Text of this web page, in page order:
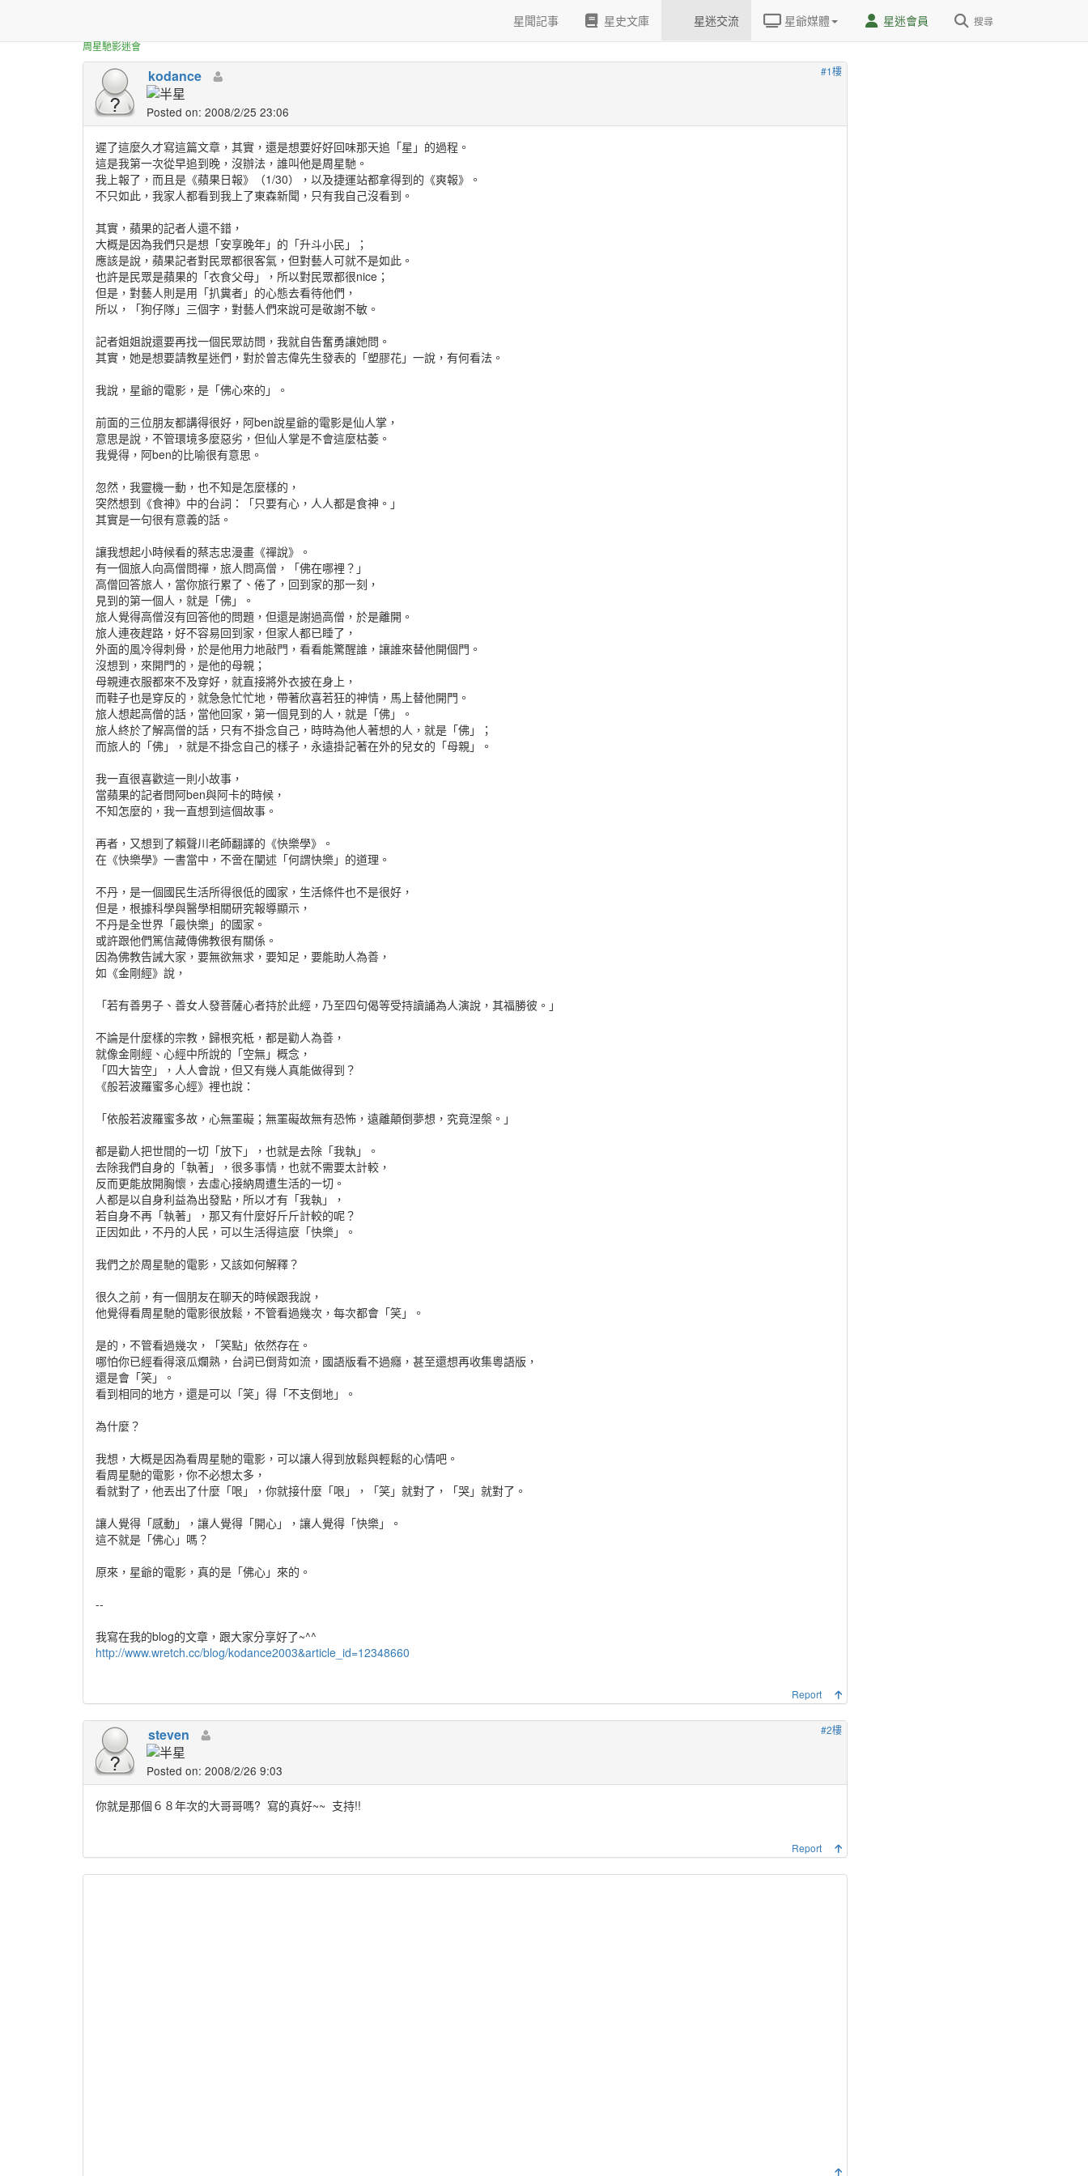
周星馳影迷會
星聞記事 星史文庫 星迷交流 星爺媒體 星迷會員 搜尋
#1樓
kodance
Posted on: 2008/2/25 23:06
遲了這麼久才寫這篇文章，其實，還是想要好好回味那天追「星」的過程。
這是我第一次從早追到晚，沒辦法，誰叫他是周星馳。
我上報了，而且是《蘋果日報》（1/30），以及捷運站都拿得到的《爽報》。
不只如此，我家人都看到我上了東森新聞，只有我自己沒看到。
其實，蘋果的記者人還不錯，
大概是因為我們只是想「安享晚年」的「升斗小民」；
應該是說，蘋果記者對民眾都很客氣，但對藝人可就不是如此。
也許是民眾是蘋果的「衣食父母」，所以對民眾都很nice；
但是，對藝人則是用「扒糞者」的心態去看待他們，
所以，「狗仔隊」三個字，對藝人們來說可是敬謝不敏。
記者姐姐說還要再找一個民眾訪問，我就自告奮勇讓她問。
其實，她是想要請教星迷們，對於曾志偉先生發表的「塑膠花」一說，有何看法。
我說，星爺的電影，是「佛心來的」。
前面的三位朋友都講得很好，阿ben說星爺的電影是仙人掌，
意思是說，不管環境多麼惡劣，但仙人掌是不會這麼枯萎。
我覺得，阿ben的比喻很有意思。
忽然，我靈機一動，也不知是怎麼樣的，
突然想到《食神》中的台詞：「只要有心，人人都是食神。」
其實是一句很有意義的話。
讓我想起小時候看的蔡志忠漫畫《禪說》。
有一個旅人向高僧問禪，旅人問高僧，「佛在哪裡？」
高僧回答旅人，當你旅行累了、倦了，回到家的那一刻，
見到的第一個人，就是「佛」。
旅人覺得高僧沒有回答他的問題，但還是謝過高僧，於是離開。
旅人連夜趕路，好不容易回到家，但家人都已睡了，
外面的風冷得刺骨，於是他用力地敲門，看看能驚醒誰，讓誰來替他開個門。
沒想到，來開門的，是他的母親；
母親連衣服都來不及穿好，就直接將外衣披在身上，
而鞋子也是穿反的，就急急忙忙地，帶著欣喜若狂的神情，馬上替他開門。
旅人想起高僧的話，當他回家，第一個見到的人，就是「佛」。
旅人終於了解高僧的話，只有不掛念自己，時時為他人著想的人，就是「佛」；
而旅人的「佛」，就是不掛念自己的樣子，永遠掛記著在外的兒女的「母親」。
我一直很喜歡這一則小故事，
當蘋果的記者問阿ben與阿卡的時候，
不知怎麼的，我一直想到這個故事。
再者，又想到了賴聲川老師翻譯的《快樂學》。
在《快樂學》一書當中，不啻在闡述「何謂快樂」的道理。
不丹，是一個國民生活所得很低的國家，生活條件也不是很好，
但是，根據科學與醫學相關研究報導顯示，
不丹是全世界「最快樂」的國家。
或許跟他們篤信藏傳佛教很有關係。
因為佛教告誡大家，要無欲無求，要知足，要能助人為善，
如《金剛經》說，
「若有善男子、善女人發菩薩心者持於此經，乃至四句偈等受持讀誦為人演說，其福勝彼。」
不論是什麼樣的宗教，歸根究柢，都是勸人為善，
就像金剛經、心經中所說的「空無」概念，
「四大皆空」，人人會說，但又有幾人真能做得到？
《般若波羅蜜多心經》裡也說：
「依般若波羅蜜多故，心無罣礙；無罣礙故無有恐怖，遠離顛倒夢想，究竟涅槃。」
都是勸人把世間的一切「放下」，也就是去除「我執」。
去除我們自身的「執著」，很多事情，也就不需要太計較，
反而更能放開胸懷，去虛心接納周遭生活的一切。
人都是以自身利益為出發點，所以才有「我執」，
若自身不再「執著」，那又有什麼好斤斤計較的呢？
正因如此，不丹的人民，可以生活得這麼「快樂」。
我們之於周星馳的電影，又該如何解釋？
很久之前，有一個朋友在聊天的時候跟我說，
他覺得看周星馳的電影很放鬆，不管看過幾次，每次都會「笑」。
是的，不管看過幾次，「笑點」依然存在。
哪怕你已經看得滾瓜爛熟，台詞已倒背如流，國語版看不過癮，甚至還想再收集粵語版，
還是會「笑」。
看到相同的地方，還是可以「笑」得「不支倒地」。
為什麼？
我想，大概是因為看周星馳的電影，可以讓人得到放鬆與輕鬆的心情吧。
看周星馳的電影，你不必想太多，
看就對了，他丟出了什麼「哏」，你就接什麼「哏」，「笑」就對了，「哭」就對了。
讓人覺得「感動」，讓人覺得「開心」，讓人覺得「快樂」。
這不就是「佛心」嗎？
原來，星爺的電影，真的是「佛心」來的。
--
我寫在我的blog的文章，跟大家分享好了~^^
http://www.wretch.cc/blog/kodance2003&article_id=12348660
Report
#2樓
steven
Posted on: 2008/2/26 9:03
你就是那個６８年次的大哥哥嗎? 寫的真好~~ 支持!!
Report